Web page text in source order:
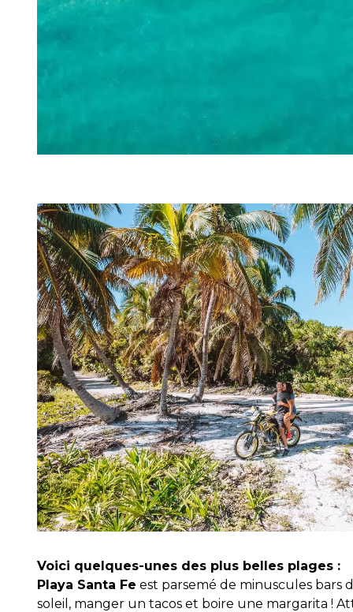
Voici quelques-unes des plus belles plages :
Playa Santa Fe est parsemé de minuscules
soleil, manger un tacos et boire une margarita !